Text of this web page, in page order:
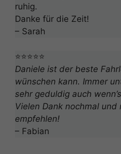
ruhig.
Danke für die Zeit!
– Sarah
⭐⭐⭐⭐⭐
Daniele ist der beste
wünschen kann. Immer
sehr geduldig auch
Vielen Dank nochmal und
empfehlen!
– Fabian